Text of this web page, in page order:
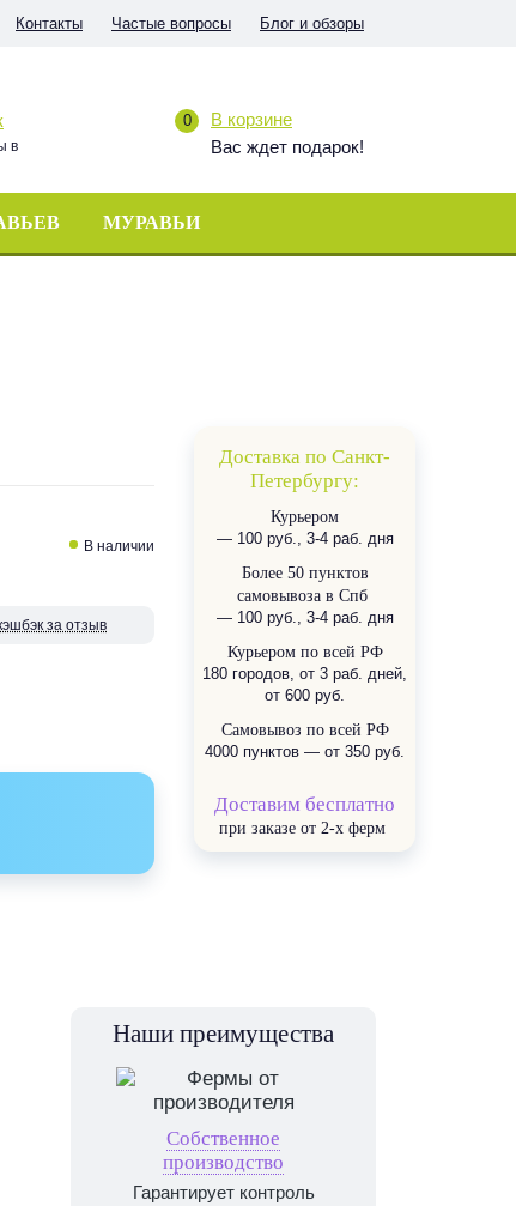
Контакты Частые вопросы Блог и обзоры
в
0
В корзине
Вас ждет подарок!
МУРАВЬИ
В наличии
за отзыв
Доставка по Санкт-
Петербургу:
Курьером
— 100 руб., 3-4 раб. дня
Более 50 пунктов
самовывоза в Спб
— 100 руб., 3-4 раб. дня
Курьером по всей РФ
180 городов, от 3 раб. дней,
от 600 руб.
Самовывоз по всей РФ
4000 пунктов — от 350 руб.
Доставим бесплатно
при заказе от 2-х ферм
Наши преимущества
Собственное
производство
Гарантирует контроль